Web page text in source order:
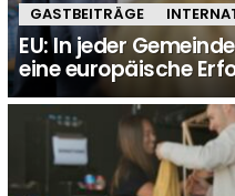
GASTBEITRÄGE
EU: In jeder
eine europäische